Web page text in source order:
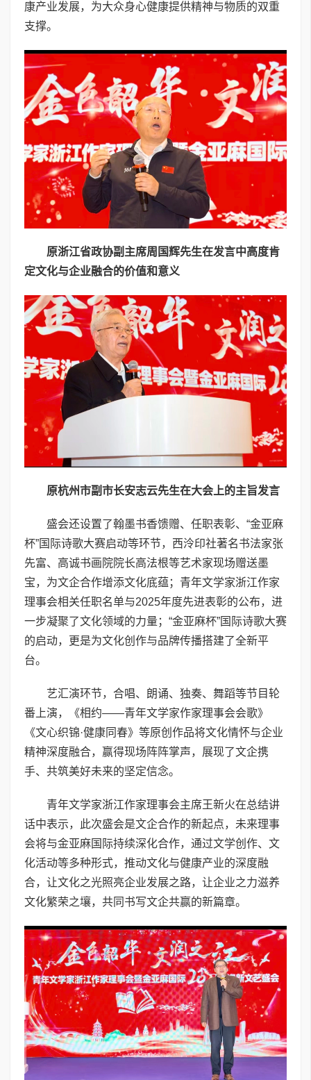
康产业发展，为大众身心健康提供精神与物质的双重
支撑。
原浙江省政协副主席周国辉先生在发言中高度肯
定文化与企业融合的价值和意义
原杭州市副市长安志云先生在大会上的主旨发言
盛会还设置了翰墨书香馈赠、任职表彰、“金亚麻
杯”国际诗歌大赛启动等环节，西泠印社著名书法家张
先富、高诚书画院院长高法根等艺术家现场赠送墨
宝，为文企合作增添文化底蕴；青年文学家浙江作家
理事会相关任职名单与2025年度先进表彰的公布，进
一步凝聚了文化领域的力量；“金亚麻杯”国际诗歌大赛
的启动，更是为文化创作与品牌传播搭建了全新平
台。
艺汇演环节，合唱、朗诵、独奏、舞蹈等节目轮
番上演，《相约——青年文学家作家理事会会歌》
《文心织锦·健康同春》等原创作品将文化情怀与企业
精神深度融合，赢得现场阵阵掌声，展现了文企携
手、共筑美好未来的坚定信念。
青年文学家浙江作家理事会主席王新火在总结讲
话中表示，此次盛会是文企合作的新起点，未来理事
会将与金亚麻国际持续深化合作，通过文学创作、文
化活动等多种形式，推动文化与健康产业的深度融
合，让文化之光照亮企业发展之路，让企业之力滋养
文化繁荣之壤，共同书写文企共赢的新篇章。